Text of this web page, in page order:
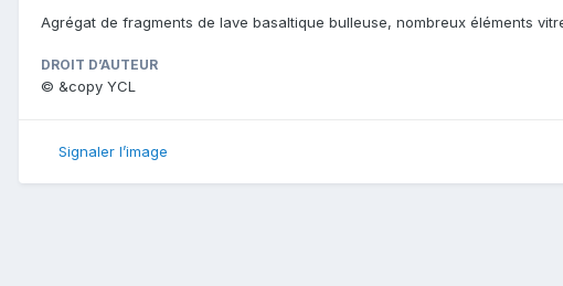
Agrégat de fragments de lave basaltique bulleuse, nombreux éléments
DROIT D’AUTEUR
© &copy YCL
Signaler l’image